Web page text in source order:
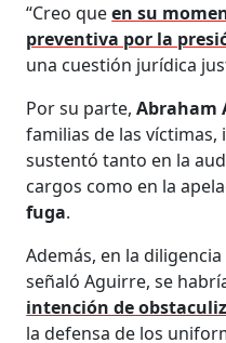
“Creo queen su
preventiva por la
una cuestión jurídica
Por su parte,Abraham
familias de las víctimas,
sustentó tanto en la
cargos como en la
fuga.
Además, en la
señaló Aguirre, se
intención de
la defensa de los